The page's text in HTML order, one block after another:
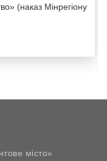
(наказ Мінрегіону
місто»